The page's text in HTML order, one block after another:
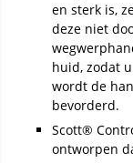
en sterk is,
deze niet
huid, zodat
wordt de
bevorderd.
Scott®
ontworpen